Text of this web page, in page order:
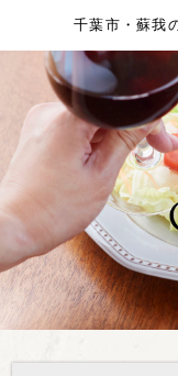
千葉市・蘇我